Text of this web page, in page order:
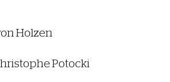
Holzen
Potocki